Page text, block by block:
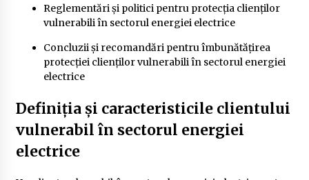
Hidrologice prin DanubeAlert.com
2 ani ago
Reglementări și politici pentru protecția clienților
vulnerabili în sectorul energiei electrice
Concluzii și recomandări pentru îmbunătățirea
protecției clienților vulnerabili în sectorul energiei
electrice
Definiția și caracteristicile clientului
vulnerabil în sectorul energiei
electrice